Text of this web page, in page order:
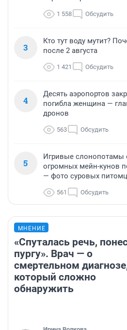
1 558 Обсудить
3
Кто тут воду мутит?
после 2 августа
1 421 Обсудить
4
Десять аэропортов
погибла женщина —
дронов
563 Обсудить
5
Игривые слонопотамы
огромных мейн-кунов
— фото суровых
561 Обсудить
МНЕНИЕ
«Спуталась речь,
пургу». Врач — о
смертельном
который сложно
обнаружить